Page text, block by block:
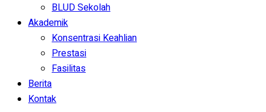
BLUD Sekolah
Akademik
Konsentrasi Keahlian
Prestasi
Fasilitas
Berita
Kontak